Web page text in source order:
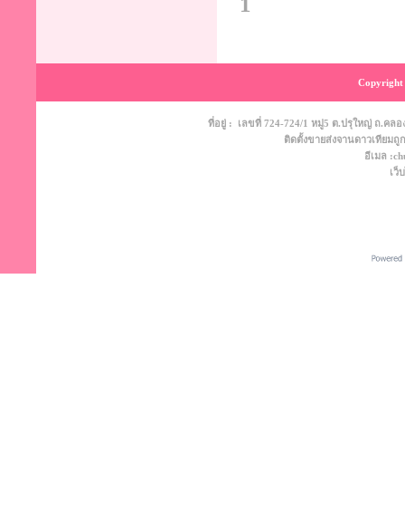
Copyright
ที่อยู่ : เลขที่ 724-724/1 หมู่5 ต.ปรุใหญ่ ถ.คล
ติดตั้งขายส่งจานดาวเทียม
อีเมล
เว็